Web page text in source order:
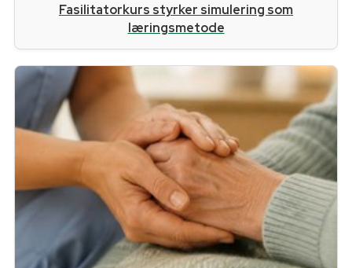
Fasilitatorkurs styrker simulering som
læringsmetode